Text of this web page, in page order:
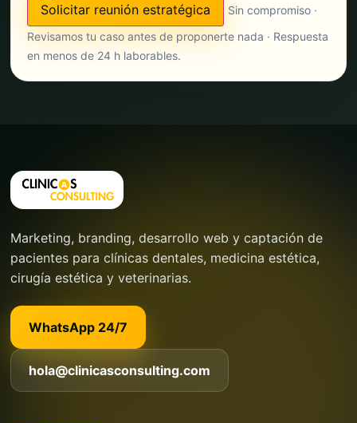
Solicitar reunión estratégica
Sin compromiso ·
Revisamos tu caso antes de proponerte nada · Respuesta
en menos de 24 h laborables.
Marketing, branding, desarrollo web y captación de
pacientes para clínicas dentales, medicina estética,
cirugía estética y veterinarias.
WhatsApp 24/7
hola@clinicasconsulting.com